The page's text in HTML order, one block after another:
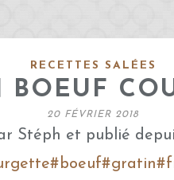
RECETTES SALÉES
BOEUF
20 FÉVRIER 2018
Stéph et publié